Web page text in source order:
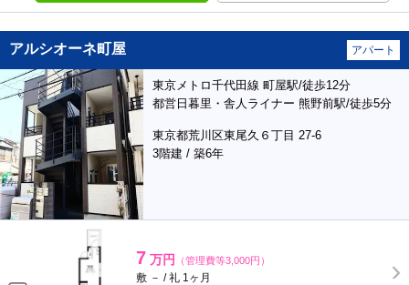
アルシオーネ町屋 アパート
東京メトロ千代田線 町屋駅/徒歩12分
都営日暮里・舎人ライナー 熊野前駅/徒歩5分
東京都荒川区東尾久６丁目 27-6
3階建 / 築6年
7 万円 （管理費等3,000円）
敷 － / 礼 1ヶ月